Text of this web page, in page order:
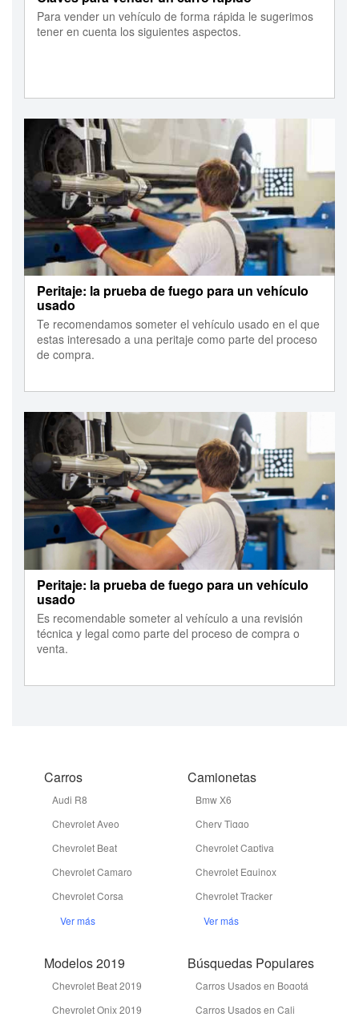
Para vender un vehículo de forma rápida le sugerimos
tener en cuenta los siguientes aspectos.
Peritaje: la prueba de fuego para un vehículo
usado
Te recomendamos someter el vehículo usado en el que
estas interesado a una peritaje como parte del proceso
de compra.
Peritaje: la prueba de fuego para un vehículo
usado
Es recomendable someter al vehículo a una revisión
técnica y legal como parte del proceso de compra o
venta.
Carros
Audi R8
Chevrolet Aveo
Chevrolet Beat
Chevrolet Camaro
Chevrolet Corsa
Ver más
Camionetas
Bmw X6
Chery Tiggo
Chevrolet Captiva
Chevrolet Equinox
Chevrolet Tracker
Ver más
Modelos 2019
Chevrolet Beat 2019
Chevrolet Onix 2019
Búsquedas Populares
Carros Usados en Bogotá
Carros Usados en Cali